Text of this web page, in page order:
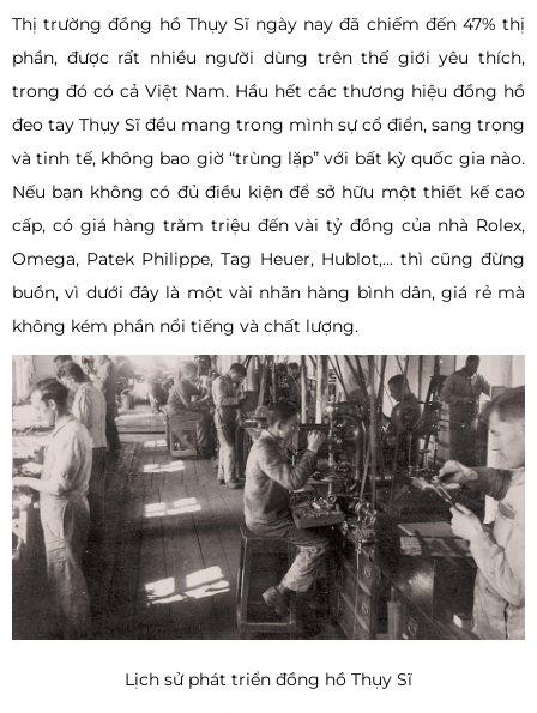
Thị trường đồng hồ Thụy Sĩ ngày nay đã chiếm đến 47% thị
phần, được rất nhiều người dùng trên thế giới yêu thích,
trong đó có cả Việt Nam. Hầu hết các thương hiệu đồng hồ
đeo tay Thụy Sĩ đều mang trong mình sự cổ điển, sang trọng
và tinh tế, không bao giờ “trùng lặp” với bất kỳ quốc gia nào.
Nếu bạn không có đủ điều kiện để sở hữu một thiết kế cao
cấp, có giá hàng trăm triệu đến vài tỷ đồng của nhà Rolex,
Omega, Patek Philippe, Tag Heuer, Hublot,... thì cũng đừng
buồn, vì dưới đây là một vài nhãn hàng bình dân, giá rẻ mà
không kém phần nổi tiếng và chất lượng.
Lịch sử phát triển đồng hồ Thụy Sĩ